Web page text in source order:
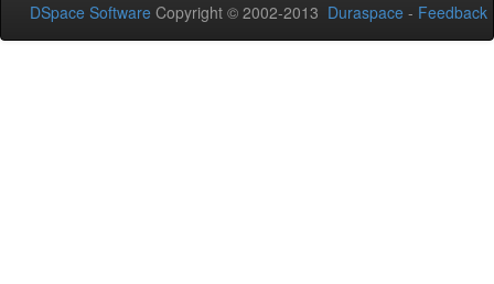
DSpace Software Copyright © 2002-2013 Duraspace - Feedback